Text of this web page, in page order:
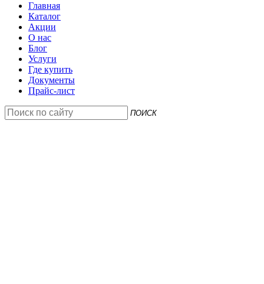
Главная
Каталог
Акции
О нас
Блог
Услуги
Где купить
Документы
Прайс-лист
ПОИСК